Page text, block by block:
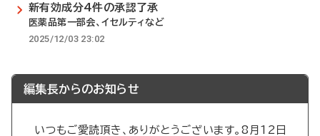
新有効成分4件の承認了承
医薬品第一部会、イセルティなど
2025/12/03 23:02
編集長からのお知らせ
いつもご愛読頂き、ありがとうございます。8月12日